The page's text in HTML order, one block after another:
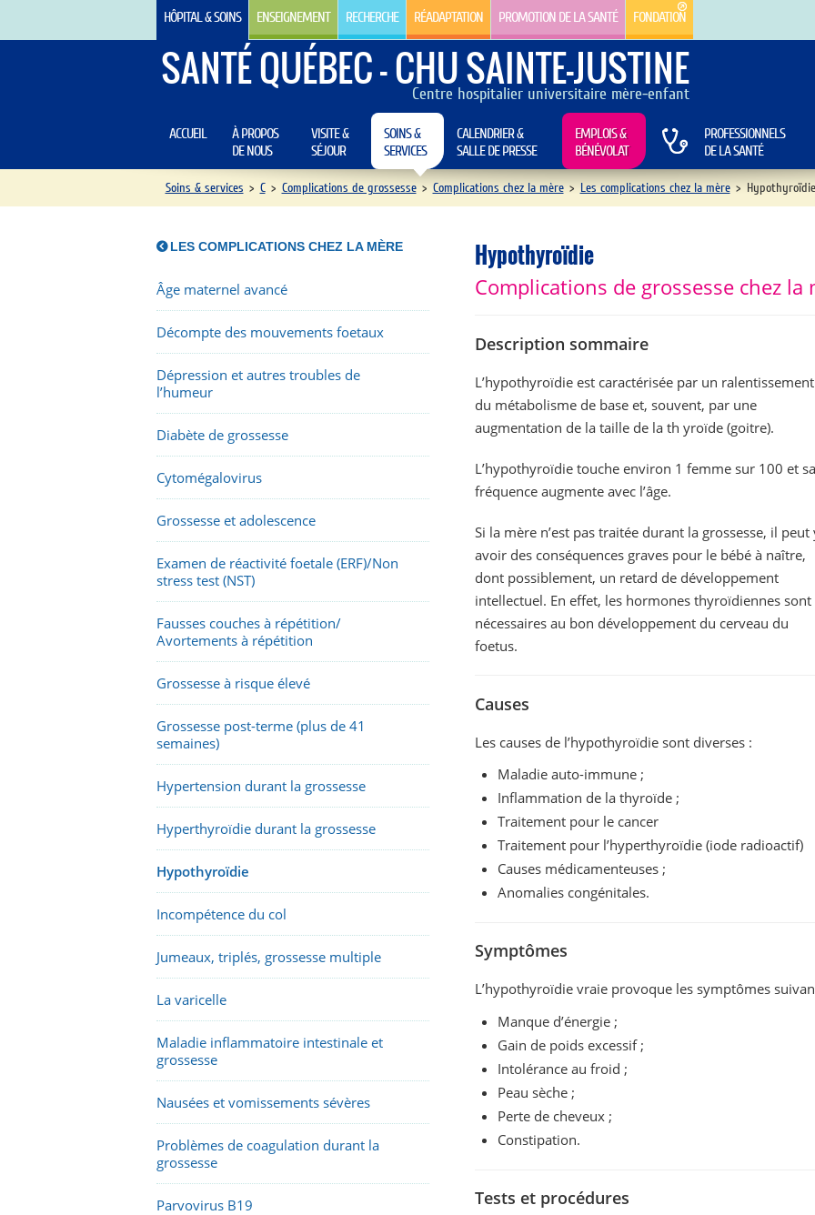
HÔPITAL & SOINS ENSEIGNEMENT RECHERCHE RÉADAPTATION PROMOTION DE LA SANTÉ FONDATION
SANTÉ QUÉBEC - CHU SAINTE-JUSTINE
Centre hospitalier universitaire mère-enfant
ACCUEIL
À PROPOS
DE NOUS
VISITE &
SÉJOUR
SOINS &
SERVICES
CALENDRIER &
SALLE DE PRESSE
EMPLOIS &
BÉNÉVOLAT
PROFESSIONNELS
DE LA SANTÉ
Soins & services > C > Complications de grossesse > Complications chez la mère > Les complications chez la mère > Hypothyroïdie
LES COMPLICATIONS CHEZ LA MÈRE
Âge maternel avancé
Décompte des mouvements foetaux
Dépression et autres troubles de
l’humeur
Diabète de grossesse
Cytomégalovirus
Grossesse et adolescence
Examen de réactivité foetale (ERF)/Non
stress test (NST)
Fausses couches à répétition/
Avortements à répétition
Grossesse à risque élevé
Grossesse post-terme (plus de 41
semaines)
Hypertension durant la grossesse
Hyperthyroïdie durant la grossesse
Hypothyroïdie
Incompétence du col
Jumeaux, triplés, grossesse multiple
La varicelle
Maladie inflammatoire intestinale et
grossesse
Nausées et vomissements sévères
Problèmes de coagulation durant la
grossesse
Parvovirus B19
Hypothyroïdie
Complications de grossesse chez la
Description sommaire
L’hypothyroïdie est caractérisée par un ralentissement
du métabolisme de base et, souvent, par une
augmentation de la taille de la th yroïde (goitre).
L’hypothyroïdie touche environ 1 femme sur 100 et sa
fréquence augmente avec l’âge.
Si la mère n’est pas traitée durant la grossesse, il peut
avoir des conséquences graves pour le bébé à naître,
dont possiblement, un retard de développement
intellectuel. En effet, les hormones thyroïdiennes sont
nécessaires au bon développement du cerveau du
foetus.
Causes
Les causes de l’hypothyroïdie sont diverses :
Maladie auto-immune ;
Inflammation de la thyroïde ;
Traitement pour le cancer
Traitement pour l’hyperthyroïdie (iode radioactif)
Causes médicamenteuses ;
Anomalies congénitales.
Symptômes
L’hypothyroïdie vraie provoque les symptômes
Manque d’énergie ;
Gain de poids excessif ;
Intolérance au froid ;
Peau sèche ;
Perte de cheveux ;
Constipation.
Tests et procédures